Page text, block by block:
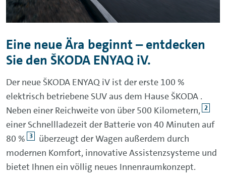
Eine neue Ära beginnt – entdecken
Sie den ŠKODA ENYAQ iV.
Der neue ŠKODA ENYAQ iV ist der erste 100 %
elektrisch betriebene SUVaus dem Hause ŠKODA .
Neben einer Reichweite von über 500 Kilometern, 2
einer Schnellladezeit der Batterie von 40 Minuten auf
80 % 3
überzeugt der Wagen außerdem durch
modernen Komfort, innovative Assistenzsysteme und
bietet Ihnen ein völlig neues Innenraumkonzept.